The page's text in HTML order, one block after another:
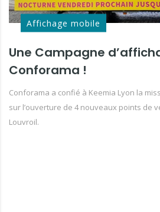
Affichage mobile
Une Campagne
Conforama !
Conforama a confié à Keemia Lyon la
sur l’ouverture de 4 nouveaux points de
Louvroil.